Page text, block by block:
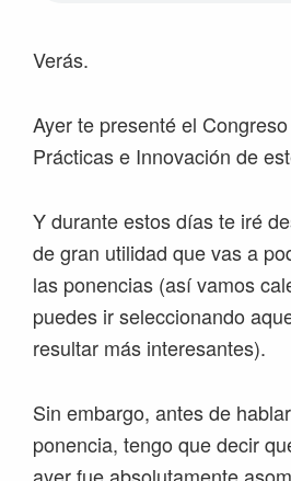
Verás.
Ayer te presenté el
Prácticas e Innovación de
Y durante estos días te iré
de gran utilidad que vas a
las ponencias (así vamos
puedes ir seleccionando
resultar más interesantes).
Sin embargo, antes de
ponencia, tengo que decir